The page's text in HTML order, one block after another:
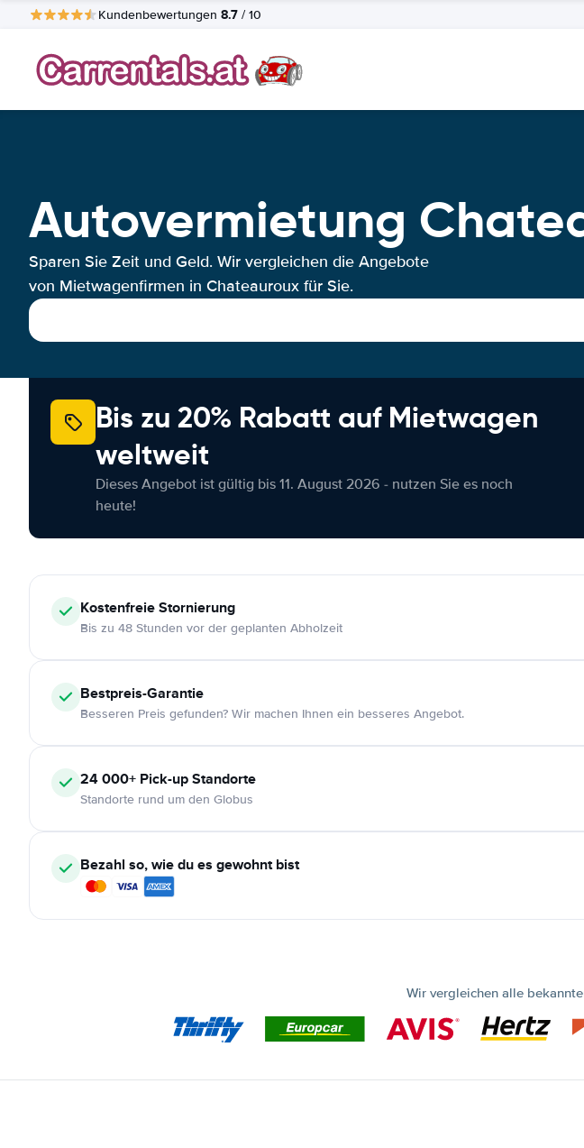
Kundenbewertungen 8.7 / 10
Autovermietung
Sparen Sie Zeit und Geld. Wir vergleichen die Angebote
von Mietwagenfirmen in Chateauroux für Sie.
Bis zu 20% Rabatt auf Mietwagen
weltweit
Dieses Angebot ist gültig bis 11. August 2026 - nutzen Sie es noch
heute!
KostenfreieStornierung
Bis zu 48 Stunden vor der geplanten Abholzeit
Bestpreis-Garantie
Besseren Preis gefunden? Wir machen Ihnen ein besseres Angebot.
24 000+ Pick-up Standorte
Standorte rund um den Globus
Bezahl so, wie du es gewohnt bist
Wir vergleichen alle